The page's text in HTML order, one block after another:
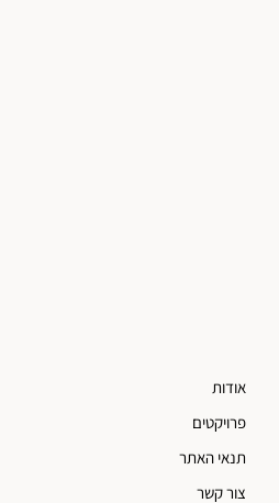
אודות
פרויקטים
תנאי האתר
צור קשר